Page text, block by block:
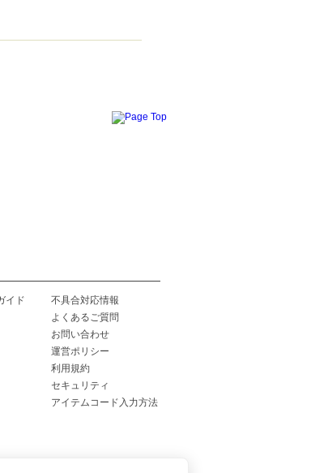
イド
不具合対応情報
よくあるご質問
お問い合わせ
運営ポリシー
利用規約
セキュリティ
アイテムコード入力方法